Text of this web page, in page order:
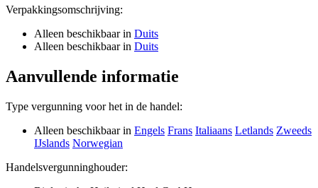
Verpakkingsomschrijving:
Alleen beschikbaar in Duits
Alleen beschikbaar in Duits
Aanvullende informatie
Type vergunning voor het in de handel:
Alleen beschikbaar in Engels Frans Italiaans Letlands Zweeds
IJslands Norwegian
Handelsvergunninghouder: